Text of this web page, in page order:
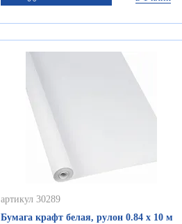
артикул 30289
Бумага крафт белая, рулон 0.84 х 10 м